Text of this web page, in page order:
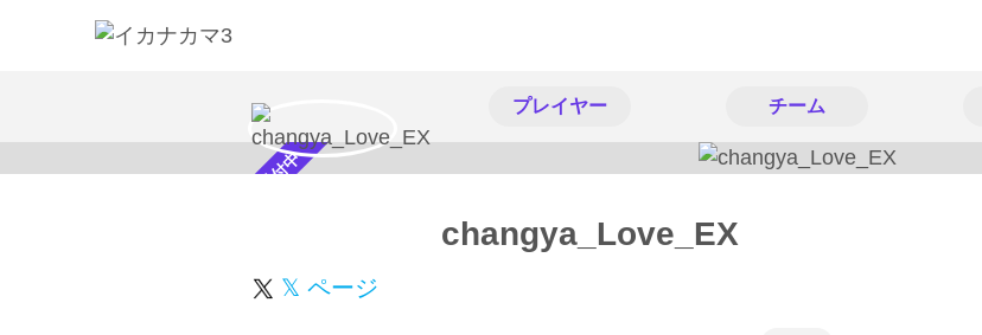
プレイヤー チーム
スカウト受付中 changya_Love_EX
𝕏 ページ